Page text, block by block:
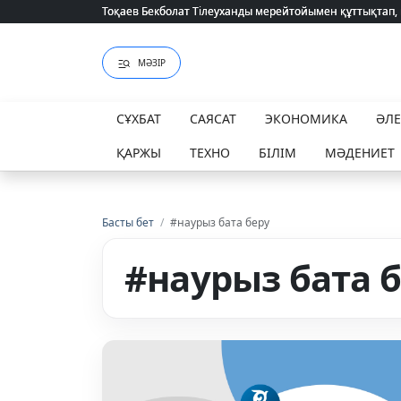
Тоқаев Бекболат Тілеуханды мерейтойымен
Тоқаев Бекболат Тілеуханды мерейтойымен
МӘЗІР
СҰХБАТ САЯСАТ ЭКОНОМИКА
ҚАРЖЫ
ТЕХНО БІЛІМ МӘДЕНИЕТ
Басты бет / #наурыз бата беру
#наурыз бата